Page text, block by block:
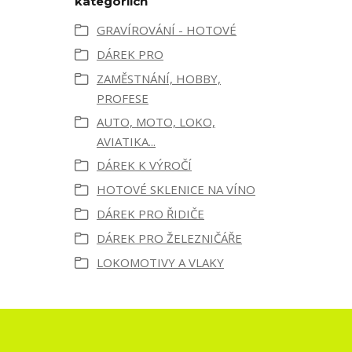
GRAVÍROVÁNÍ - HOTOVÉ
DÁREK PRO
ZAMĚSTNÁNÍ, HOBBY,
PROFESE
AUTO, MOTO, LOKO,
AVIATIKA...
DÁREK K VÝROČÍ
HOTOVÉ SKLENICE NA VÍNO
DÁREK PRO ŘIDIČE
DÁREK PRO ŽELEZNIČÁŘE
LOKOMOTIVY A VLAKY